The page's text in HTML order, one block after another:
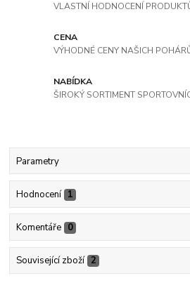
VLASTNÍ HODNOCENÍ
CENA
VÝHODNÉ CENY NAŠICH
NABÍDKA
ŠIROKÝ SORTIMENT
Parametry
Hodnocení 1
Komentáře 0
Související zboží 2